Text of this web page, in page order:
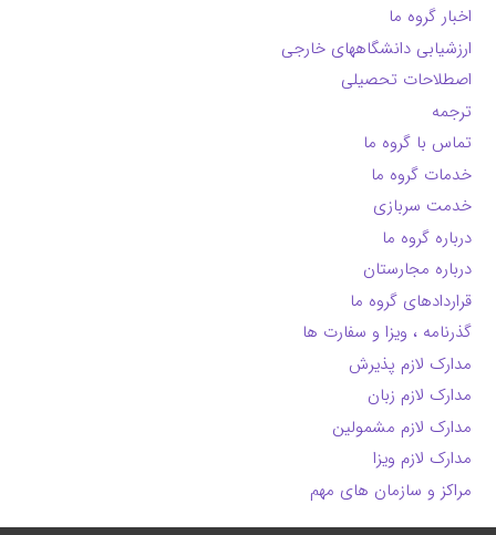
اخبار گروه ما
ارزشیابی دانشگاههای خارجی
اصطلاحات تحصیلی
ترجمه
تماس با گروه ما
خدمات گروه ما
خدمت سربازی
درباره گروه ما
درباره مجارستان
قراردادهای گروه ما
گذرنامه ، ویزا و سفارت ها
مدارک لازم پذیرش
مدارک لازم زبان
مدارک لازم مشمولین
مدارک لازم ویزا
مراکز و سازمان های مهم